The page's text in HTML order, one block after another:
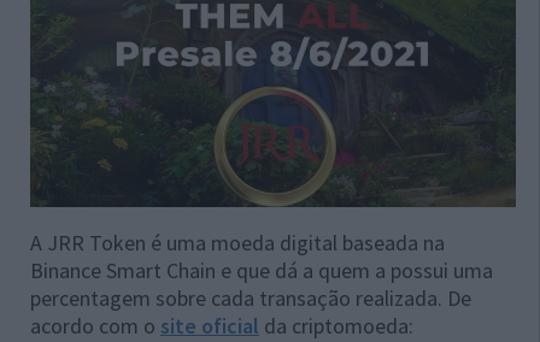
A JRR Token é uma moeda digital baseada na
Binance Smart Chain e que dá a quem a possui uma
percentagem sobre cada transação realizada. De
acordo com o site oficial da criptomoeda: